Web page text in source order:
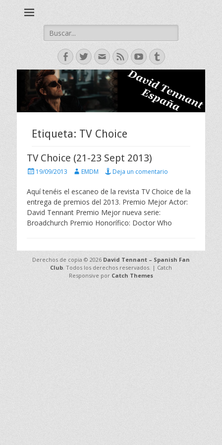
Spanish Fan Club
Buscar:
Facebook
TwitterCorreo
electrónico
Feed YouTubeTumblr
Etiqueta: TV Choice
TV Choice (21-23 Sept 2013)
P
b
i
c
a
e
19/09/2013
A
t
r
EMDM Deja un comentario
Aquí tenéis el escaneo de la revista TV Choice de la
entrega de premios del 2013. Premio Mejor Actor:
David Tennant Premio Mejor nueva serie:
Broadchurch Premio Honorífico: Doctor Who
Derechos de copia © 2026 David Tennant – Spanish Fan
Club. Todos los derechos reservados. | Catch
Responsive por Catch Themes